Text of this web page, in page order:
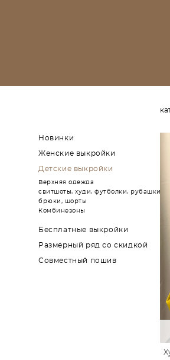
Новинки
Женские выкройки
Детские выкройки
Верхняя одежда
свитшоты, худи, футболки, рубашки
брюки, шорты
Комбинезоны
Бесплатные выкройки
Размерный ряд со скидкой
Совместный пошив